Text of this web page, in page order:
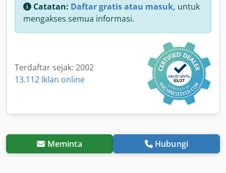
Catatan: Daftar gratis atau masuk, untuk
mengakses semua informasi.
Terdaftar sejak: 2002
13.112 Iklan online
Meminta Hubungi